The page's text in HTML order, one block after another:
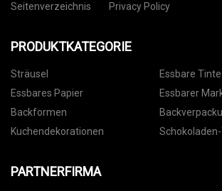
Seitenverzeichnis
Privacy Policy
PRODUKTKATEGORIE
Sträusel
Essbare Tinte
Essbares Papier
Essbarer
Backformen
Kuchendekorationen
PARTNERFIRMA